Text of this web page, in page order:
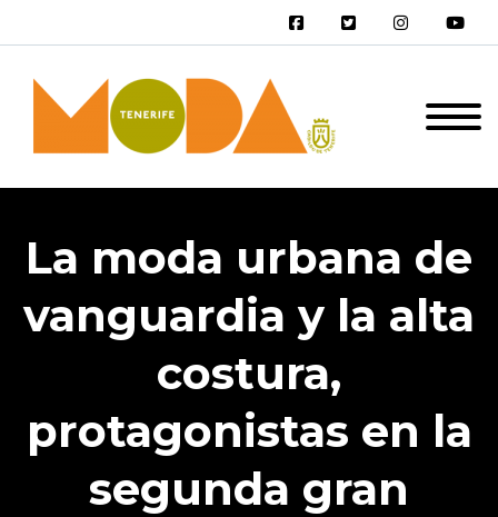
La moda urbana de
vanguardia y la alta
costura,
protagonistas en la
segunda gran